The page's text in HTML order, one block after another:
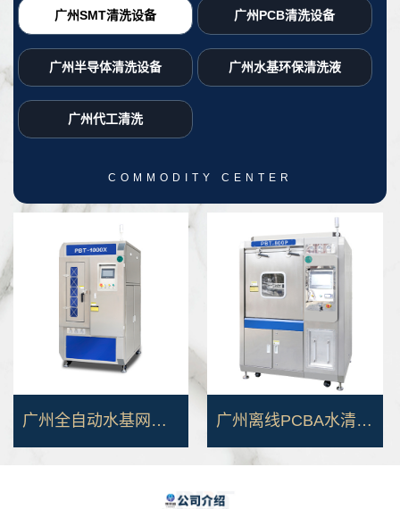
广州SMT清洗设备 广州PCB清洗设备
广州半导体清洗设备 广州水基环保清洗液
广州代工清洗
COMMODITY CENTER
广州全自动水基网板清洗机 广州离线PCBA水清洗机